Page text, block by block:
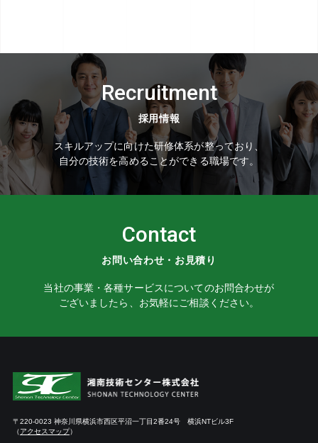
Recruitment
採用情報
スキルアップに向けた研修体系が整っており、
自分の技術を高めることができる職場です。
Contact
お問い合わせ・お見積り
当社の事業・各種サービスについてのお問合わせが
ございましたら、お気軽にご相談ください。
〒220-0023 神奈川県横浜市西区平沼一丁目2番24号 横浜NTビル3F
（アクセスマップ）